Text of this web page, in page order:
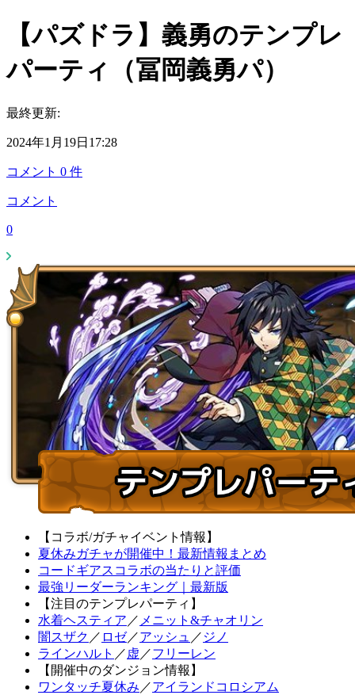
【パズドラ】義勇のテンプレ
パーティ（冨岡義勇パ）
最終更新:
2024年1月19日17:28
コメント 0 件
コメント
0
【コラボ/ガチャイベント情報】
夏休みガチャが開催中！最新情報まとめ
コードギアスコラボの当たりと評価
最強リーダーランキング｜最新版
【注目のテンプレパーティ】
水着ヘスティア ／ メニット&チャオリン
闇スザク ／ ロゼ／アッシュ ／ ジノ
ラインハルト ／ 虚 ／フリーレン
【開催中のダンジョン情報】
ワンタッチ夏休み ／アイランドコロシアム